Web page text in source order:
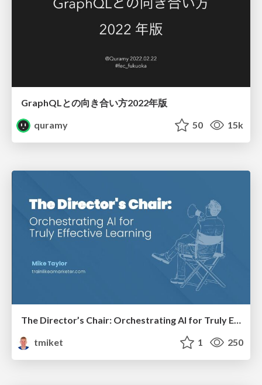
GraphQLとの向き合い方2022年版
quramy
50 15k
The Director’s Chair: Orchestrating AI for Truly Effective Learning
tmiket
1 250